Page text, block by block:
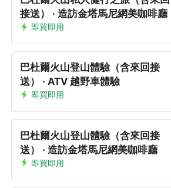
接送） · 造訪金塔馬尼網美咖啡廳
即買即用
巴杜爾火山登山體驗（含來回接
送） · ATV 越野車體驗
即買即用
巴杜爾火山登山體驗（含來回接
送） · 造訪金塔馬尼網美咖啡廳
即買即用